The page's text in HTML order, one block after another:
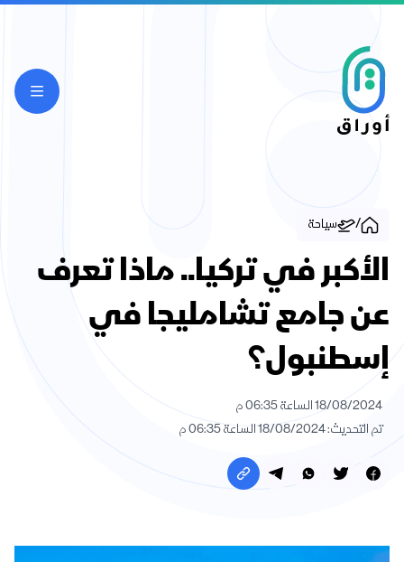
/ سياحة
الأكبر في تركيا.. ماذا تعرف
عن جامع تشامليجا في
إسطنبول؟
18/08/2024 الساعة 06:35 م
تم التحديث: 18/08/2024 الساعة 06:35 م